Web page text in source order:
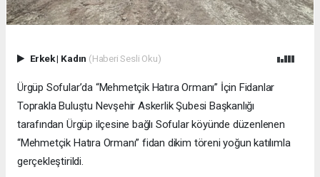
Erkek| Kadın (Haberi Sesli Oku)
Ürgüp Sofular’da “Mehmetçik Hatıra Ormanı” İçin Fidanlar
Toprakla Buluştu Nevşehir Askerlik Şubesi Başkanlığı
tarafından Ürgüp ilçesine bağlı Sofular köyünde düzenlenen
“Mehmetçik Hatıra Ormanı” fidan dikim töreni yoğun katılımla
gerçekleştirildi.